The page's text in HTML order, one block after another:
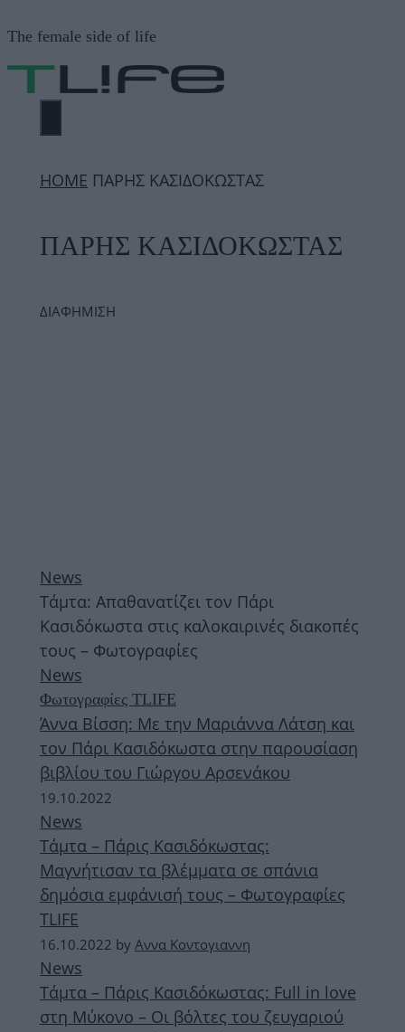
σε
περιεχόμενο
The female side of life
ΜΕΝΟΎ
ΗΟΜΕ ΠΑΡΗΣ ΚΑΣΙΔΟΚΩΣΤΑΣ
ΠΑΡΗΣ ΚΑΣΙΔΟΚΩΣΤΑΣ
ΔΙΑΦΗΜΙΣΗ
News
Τάμτα: Απαθανατίζει τον Πάρι
Κασιδόκωστα στις καλοκαιρινές διακοπές
τους – Φωτογραφίες
News
Φωτογραφίες TLIFE
Άννα Βίσση: Με την Μαριάννα Λάτση και
τον Πάρι Κασιδόκωστα στην παρουσίαση
βιβλίου του Γιώργου Αρσενάκου
19.10.2022
News
Τάμτα – Πάρις Κασιδόκωστας:
Μαγνήτισαν τα βλέμματα σε σπάνια
δημόσια εμφάνισή τους – Φωτογραφίες
TLIFE
16.10.2022 by Αννα Κοντογιαννη
News
Τάμτα – Πάρις Κασιδόκωστας: Full in love
στη Μύκονο – Οι βόλτες του ζευγαριού